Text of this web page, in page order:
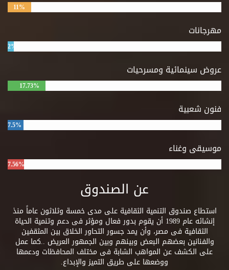
11%
مهرجانات
2%
عروض سينمائية ومسرحيات
17.73%
فنون شعبية
7.5%
موسيقى وغناء
7.56%
عن الصندوق
استطاع صندوق التنمية الثقافية على مدى خمسة وثلاثون عاماً منذ
إنشائه عام 1989 أن يقوم بدور فعال ومؤثر فى دعم وتنمية الحياة
الثقافية فى مصر، وأن يمد جسور التحاور الخلاق بين المثقفين
والفنانين بعضهم البعض وبينهم وبين الجمهور العريض ..كما عمل
على الكشف عن المواهب الشابة فى مختلف المحافظات ودعمها
ووضعها على طريق التميز والإبداع.